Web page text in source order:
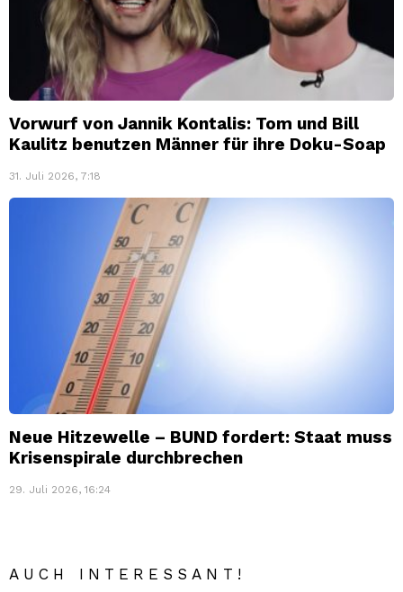
Vorwurf von Jannik Kontalis: Tom und Bill
Kaulitz benutzen Männer für ihre Doku-Soap
31. Juli 2026, 7:18
Neue Hitzewelle – BUND fordert: Staat muss
Krisenspirale durchbrechen
29. Juli 2026, 16:24
AUCH INTERESSANT!